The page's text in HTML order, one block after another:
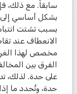
سابقاً. مع ذلك،
بشكل أساسي إلى
بسبب تشتت
الانعطاف عند
مخصص لهذا
الفرق بين
على حدة. لذلك،
حدة، وتُحدد ما